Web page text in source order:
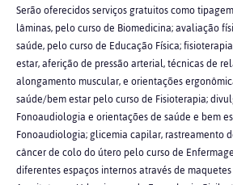
Serão oferecidos serviços gratuitos como
lâminas, pelo curso de Biomedicina; avaliação
saúde, pelo curso de Educação Física;
estar, aferição de pressão arterial, técnicas de
alongamento muscular, e orientações
saúde/bem estar pelo curso de Fisioterapia;
Fonoaudiologia e orientações de saúde e bem
Fonoaudiologia; glicemia capilar, rastreamento
câncer de colo do útero pelo curso de
diferentes espaços internos através de